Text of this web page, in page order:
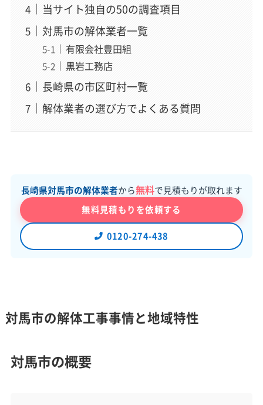
当サイト独自の50の調査項目
対馬市の解体業者一覧
有限会社豊田組
黒岩工務店
長崎県の市区町村一覧
解体業者の選び方でよくある質問
長崎県対馬市の解体業者から無料で見積もりが取れます
無料見積もりを依頼する
0120-274-438
対馬市の解体工事事情と地域特性
対馬市の概要